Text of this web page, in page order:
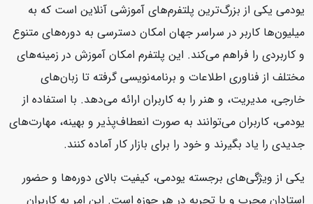
یودمی یکی از بزرگ‌ترین پلتفرم‌های آموزشی آنلاین است که به
میلیون‌ها کاربر در سراسر جهان امکان دسترسی به دوره‌های متنوع
و کاربردی را فراهم می‌کند. این پلتفرم امکان آموزش در زمینه‌های
مختلف از فناوری اطلاعات و برنامه‌نویسی گرفته تا زبان‌های
خارجی، مدیریت، و هنر را به کاربران ارائه می‌دهد. با استفاده از
یودمی، کاربران می‌توانند به صورت انعطاف‌پذیر و بهینه، مهارت‌های
جدیدی را یاد بگیرند و خود را برای بازار کار آماده کنند.
یکی از ویژگی‌های برجسته یودمی، کیفیت بالای دوره‌ها و حضور
استادان مجرب و با تجربه در هر حوزه است. این امر به کاربران